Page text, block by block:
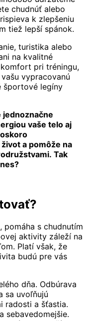
chudnúť alebo
k zlepšeniu
tiež lepší spánok.
turistika alebo
na kvalitné
pri tréningu,
vypracovanú
športové legíny
jednoznačne
vaše telo aj
a pomôže na
Tak
pomáha s chudnutím
aktivity záleží na
Platí však, že
budú pre vás
dňa. Odbúrava
sa uvoľňujú
radosti a šťastia.
sebavedomejšie.